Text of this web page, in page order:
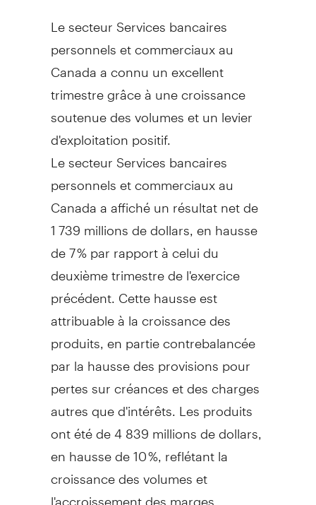
Le secteur Services bancaires
personnels et commerciaux au
Canadaa connu un excellent
trimestre grâce à une croissance
soutenue des volumes et un levier
d'exploitation positif.
Le secteur Services bancaires
personnels et commerciaux au
Canadaa affiché un résultat net de
1 739 millions de dollars, en hausse
de 7 % par rapport à celui du
deuxième trimestre de l'exercice
précédent. Cette hausse est
attribuable à la croissance des
produits, en partie contrebalancée
par la hausse des provisions pour
pertes sur créances et des charges
autres que d'intérêts. Les produits
ont été de 4 839 millions de dollars,
en hausse de 10 %, reflétant la
croissance des volumes et
l'accroissement des marges.